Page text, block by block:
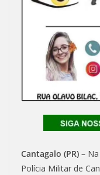
Cantagalo (PR) –
Polícia Militar de